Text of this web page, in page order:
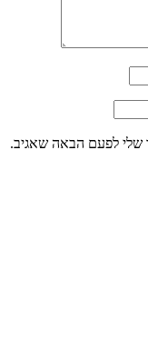
שלי לפעם הבאה שאגיב.